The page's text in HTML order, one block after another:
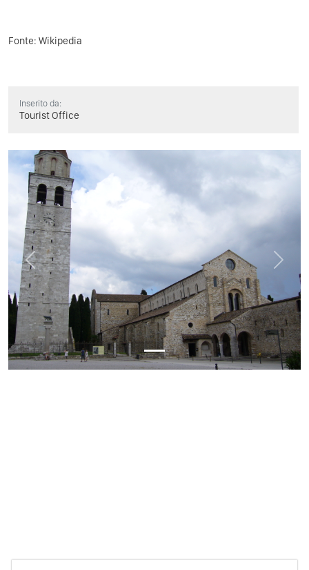
Fonte: Wikipedia
Inserito da:
Tourist Office
Previous Next